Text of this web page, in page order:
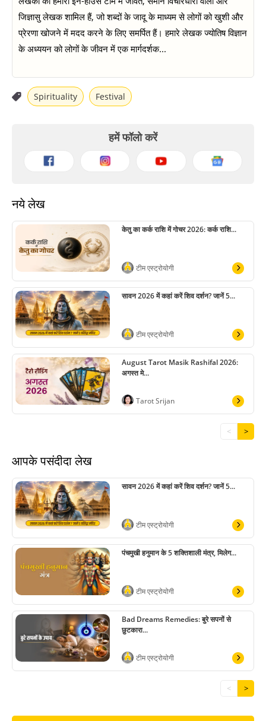
जिज्ञासु लेखक शामिल हैं, जो शब्दों के जादू के माध्यम से लोगों को खुशी और
प्रेरणा खोजने में मदद करने के लिए समर्पित हैं। हमारे लेखक ज्योतिष विज्ञान
के अध्ययन को लोगों के जीवन में एक मार्गदर्शक...
Spirituality Festival
हमें फॉलो करें
नये लेख
केतु का कर्क राशि में गोचर 2026: कर्क राशि...
टीम एस्ट्रोयोगी
सावन 2026 में कहां करें शिव दर्शन? जानें 5...
टीम एस्ट्रोयोगी
August Tarot Masik Rashifal 2026:
अगस्त मे...
Tarot Srijan
< >
आपके पसंदीदा लेख
सावन 2026 में कहां करें शिव दर्शन? जानें 5...
टीम एस्ट्रोयोगी
पंचमुखी हनुमान के 5 शक्तिशाली मंत्र, मिलेग...
टीम एस्ट्रोयोगी
Bad Dreams Remedies: बुरे सपनों से
छुटकारा...
टीम एस्ट्रोयोगी
< >